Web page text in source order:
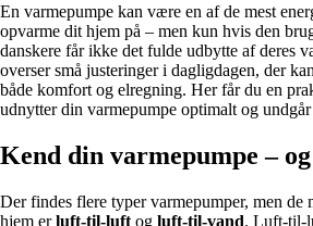
En varmepumpe kan være en af de mest
opvarme dit hjem på – men kun hvis den
danskere får ikke det fulde udbytte af deres
overser små justeringer i dagligdagen, der
både komfort og elregning. Her får du en
udnytter din varmepumpe optimalt og
Kend din varmepumpe –
Der findes flere typer varmepumper, men de
hjem erluft-til-luft og luft-til-vand. Luft-til-